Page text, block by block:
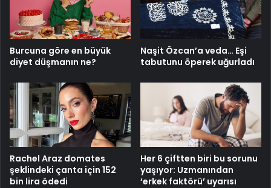
Burcuna göre en büyük
diyet düşmanın ne?
Naşit Özcan’a veda… Eşi
tabutunu öperek uğurladı
Rachel Araz domates
şeklindeki çanta için 152
bin lira ödedi
Her 6 çiftten biri bu sorunu
yaşıyor: Uzmanından
‘erkek faktörü’ uyarısı